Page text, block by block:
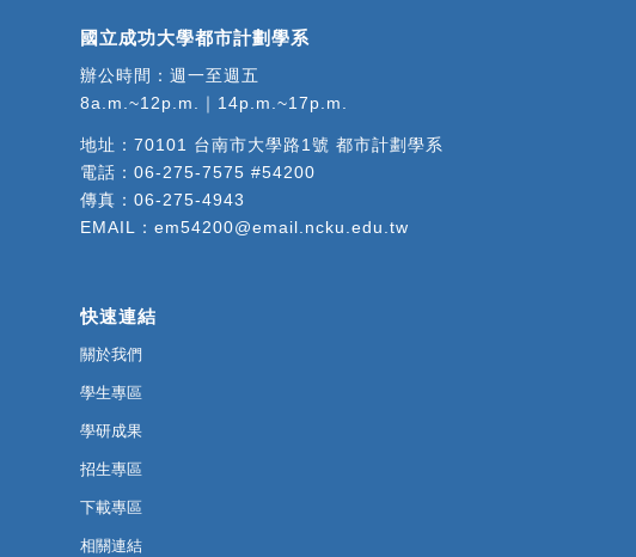
國立成功大學都市計劃學系
辦公時間：週一至週五
8a.m.~12p.m.｜14p.m.~17p.m.
地址： 70101 台南市大學路1號 都市計劃學系
電話： 06-275-7575 #54200
傳真：06-275-4943
EMAIL： em54200@email.ncku.edu.tw
快速連結
關於我們
學生專區
學研成果
招生專區
下載專區
相關連結